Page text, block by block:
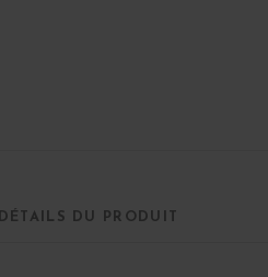
DÉTAILS DU PRODUIT